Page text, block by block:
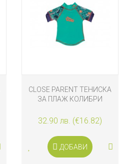
CLOSE PARENT ТЕНИСКА
ЗА ПЛАЖ КОЛИБРИ
32.90 лв. (€16.82)
ДОБАВИ